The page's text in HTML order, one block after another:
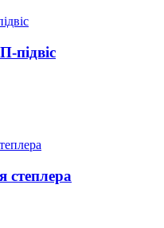
підвіс
степлера